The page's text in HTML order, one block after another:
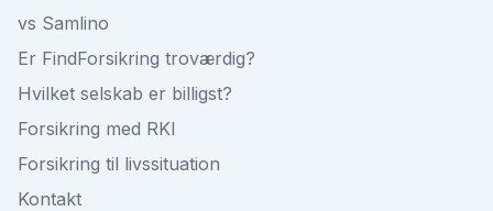
vs Samlino
Er FindForsikring troværdig?
Hvilket selskab er billigst?
Forsikring med RKI
Forsikring til livssituation
Kontakt